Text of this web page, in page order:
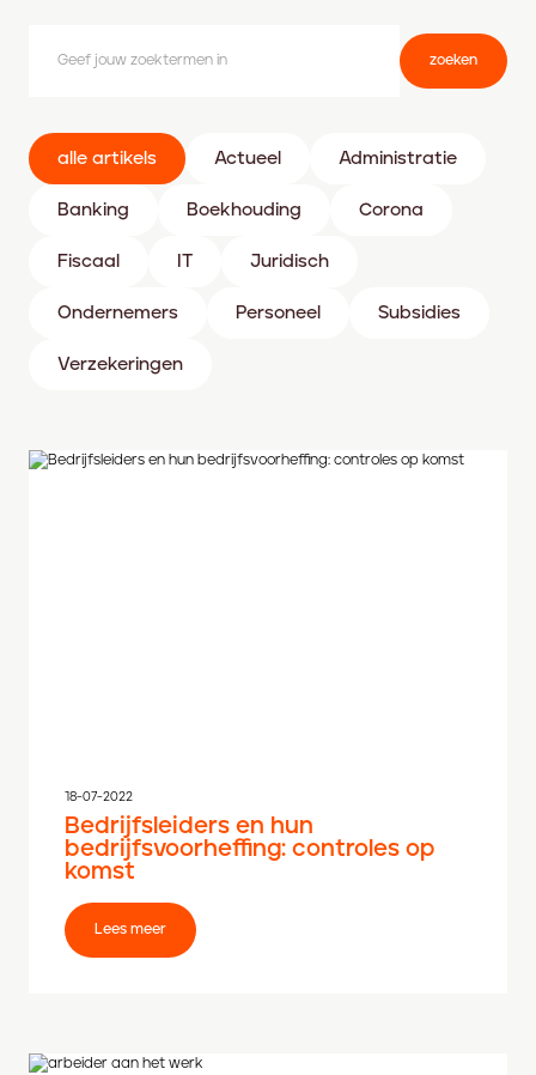
zoeken
alle artikels Actueel Administratie
Banking Boekhouding Corona
Fiscaal IT Juridisch
Ondernemers Personeel Subsidies
Verzekeringen
18-07-2022
Bedrijfsleiders en hun
bedrijfsvoorheffing: controles op
komst
Lees meer